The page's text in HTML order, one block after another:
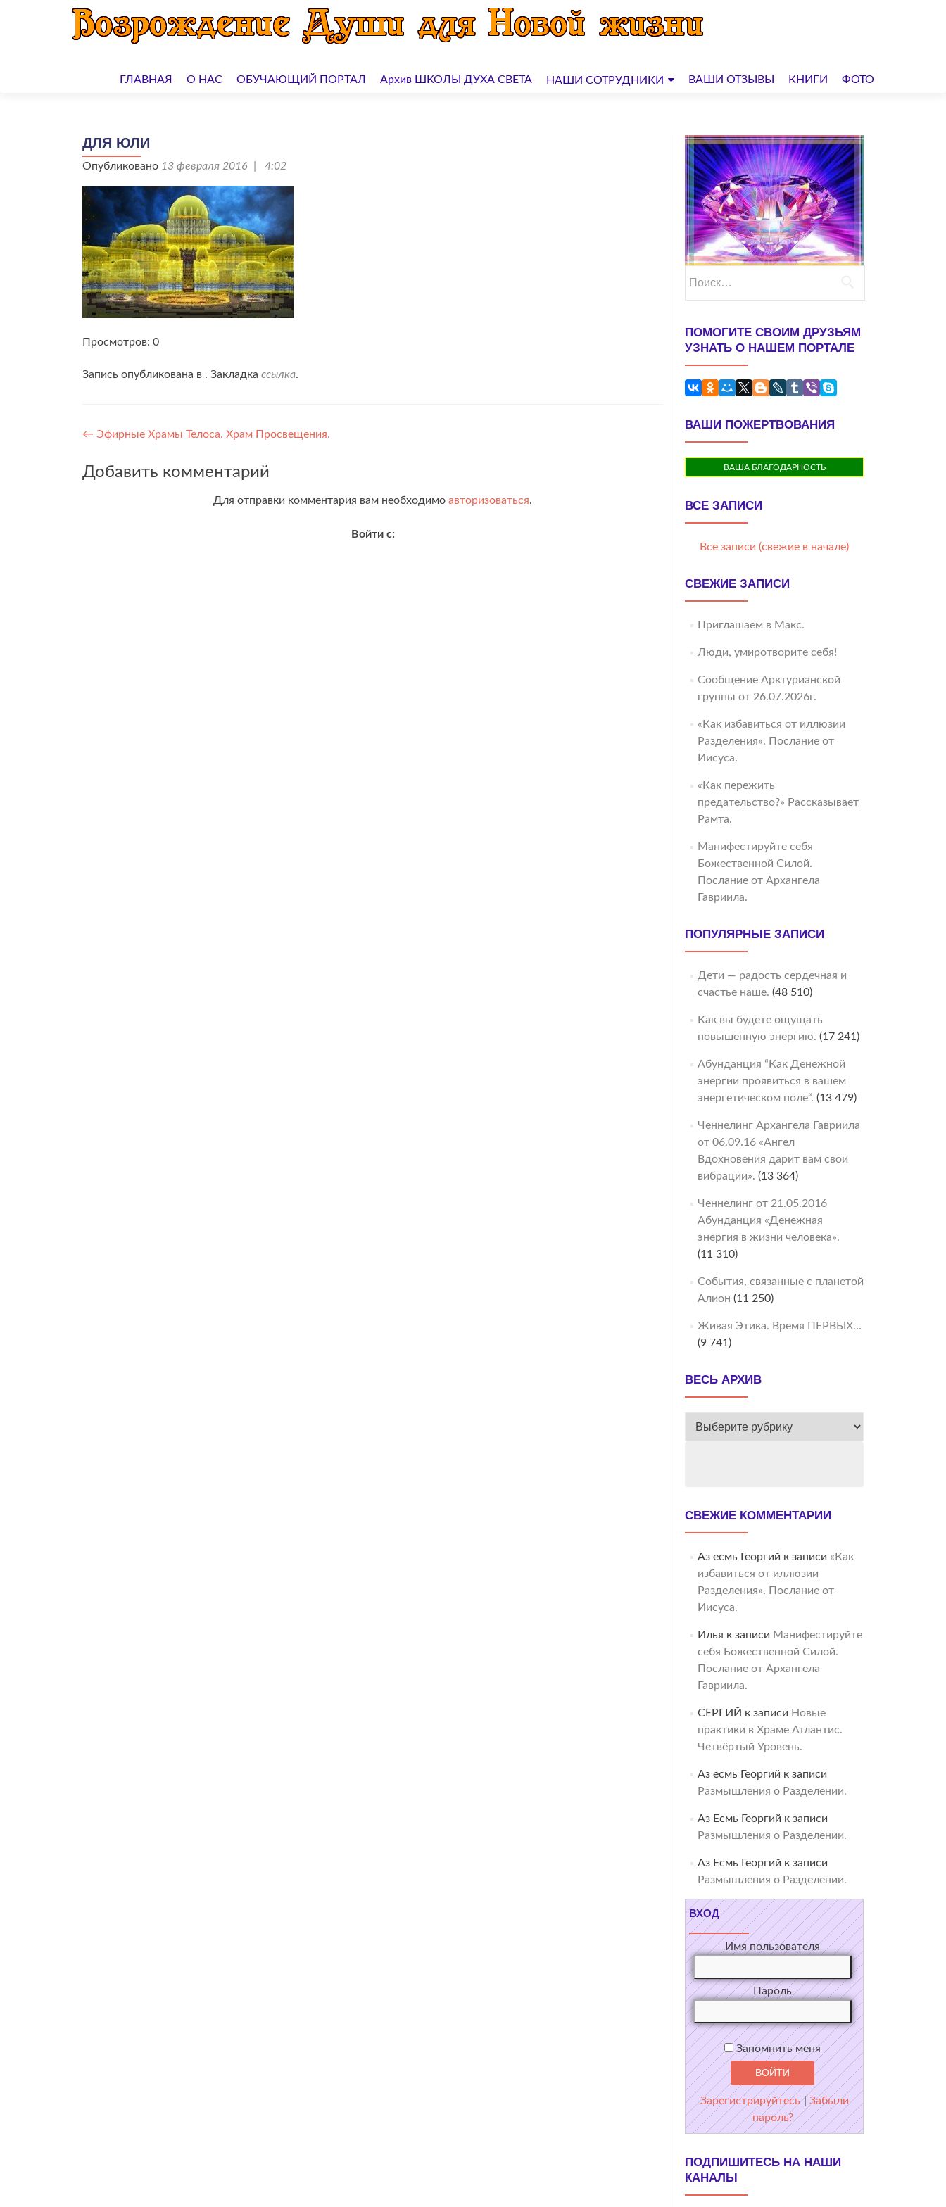
кГЛАВНАЯ О НАС ОБУЧАЮЩИЙ ПОРТАЛ Архив ШКОЛЫ ДУХА СВЕТА НАШИ СОТРУДНИКИ ВАШИ ОТЗЫВЫ КНИГИ ФОТО
ДЛЯ ЮЛИ
Опубликовано 13 февраля 2016 | 4:02
Просмотров: 0
Запись опубликована в . Закладка ссылка.
Навигация
по
записям
← Эфирные Храмы Телоса. Храм Просвещения.
Добавить комментарий
Для отправки комментария вам необходимо авторизоваться.
Войти с:
ПОМОГИТЕ СВОИМ ДРУЗЬЯМ
УЗНАТЬ О НАШЕМ ПОРТАЛЕ
ВАШИ ПОЖЕРТВОВАНИЯ
ВАША БЛАГОДАРНОСТЬ
ВСЕ ЗАПИСИ
Все записи (свежие в начале)
СВЕЖИЕ ЗАПИСИ
Приглашаем в Макс.
Люди, умиротворите себя!
Сообщение Арктурианской
группы от 26.07.2026г.
«Как избавиться от иллюзии
Разделения». Послание от
Иисуса.
«Как пережить
предательство?» Рассказывает
Рамта.
Манифестируйте себя
Божественной Силой.
Послание от Архангела
Гавриила.
ПОПУЛЯРНЫЕ ЗАПИСИ
Дети — радость сердечная и
счастье наше. (48 510)
Как вы будете ощущать
повышенную энергию. (17 241)
Абунданция “Как Денежной
энергии проявиться в вашем
энергетическом поле“. (13 479)
Ченнелинг Архангела Гавриила
от 06.09.16 «Ангел
Вдохновения дарит вам свои
вибрации». (13 364)
Ченнелинг от 21.05.2016
Абунданция «Денежная
энергия в жизни человека».
(11 310)
События, связанные с планетой
Алион (11 250)
Живая Этика. Время ПЕРВЫХ…
(9 741)
ВЕСЬ АРХИВ
ВЕСЬ
СВЕЖИЕ КОММЕНТАРИИ
Аз есмь Георгий к записи «Как
избавиться от иллюзии
Разделения». Послание от
Иисуса.
Илья к записи Манифестируйте
себя Божественной Силой.
Послание от Архангела
Гавриила.
СЕРГИЙ к записи Новые
практики в Храме Атлантис.
Четвёртый Уровень.
Аз есмь Георгий к записи
Размышления о Разделении.
Аз Есмь Георгий к записи
Размышления о Разделении.
Аз Есмь Георгий к записи
Размышления о Разделении.
ВХОД
Имя пользователя
Пароль
Запомнить меня
Зарегистрируйтесь | Забыли
пароль?
ПОДПИШИТЕСЬ НА НАШИ
КАНАЛЫ